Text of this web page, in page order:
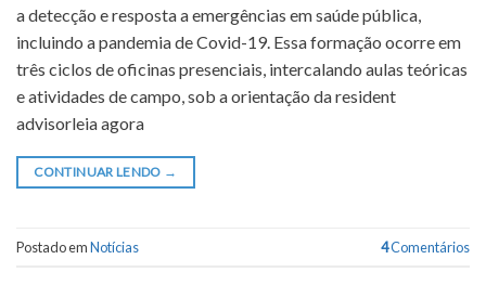
a detecção e resposta a emergências em saúde pública,
incluindo a pandemia de Covid-19. Essa formação ocorre em
três ciclos de oficinas presenciais, intercalando aulas teóricas
e atividades de campo, sob a orientação da resident
advisorleia agora
CONTINUAR LENDO →
Postado emNotícias 4Comentários